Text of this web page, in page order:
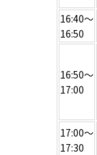
16:40～
16:50
16:50～
17:00
17:00～
17:30